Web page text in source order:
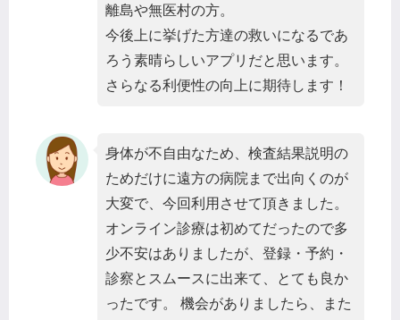
離島や無医村の方。
今後上に挙げた方達の救いになるであ
ろう素晴らしいアプリだと思います。
さらなる利便性の向上に期待します！
身体が不自由なため、検査結果説明の
ためだけに遠方の病院まで出向くのが
大変で、今回利用させて頂きました。
オンライン診療は初めてだったので多
少不安はありましたが、登録・予約・
診察とスムースに出来て、とても良か
ったです。 機会がありましたら、また